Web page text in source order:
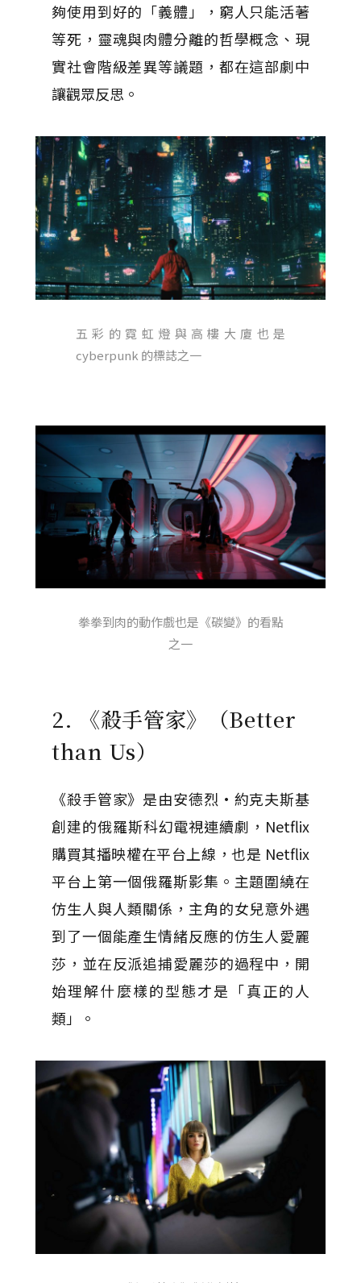
夠使用到好的「義體」，窮人只能活著
等死，靈魂與肉體分離的哲學概念、現
實社會階級差異等議題，都在這部劇中
讓觀眾反思。
五彩的霓虹燈與高樓大廈也是
cyberpunk 的標誌之一
拳拳到肉的動作戲也是《碳變》的看點
之一
2. 《殺手管家》（Better
than Us）
《殺手管家》是由安德烈·約克夫斯基
創建的俄羅斯科幻電視連續劇，Netflix
購買其播映權在平台上線，也是 Netflix
平台上第一個俄羅斯影集。主題圍繞在
仿生人與人類關係，主角的女兒意外遇
到了一個能產生情緒反應的仿生人愛麗
莎，並在反派追捕愛麗莎的過程中，開
始理解什麼樣的型態才是「真正的人
類」。